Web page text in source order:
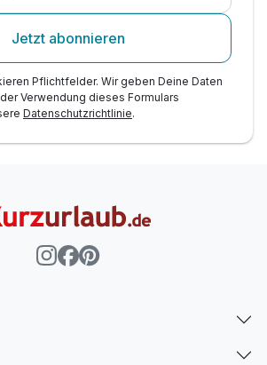
Jetzt abonnieren
Pflichtfelder. Wir geben Deine Daten
Verwendung dieses Formulars
Datenschutzrichtlinie.